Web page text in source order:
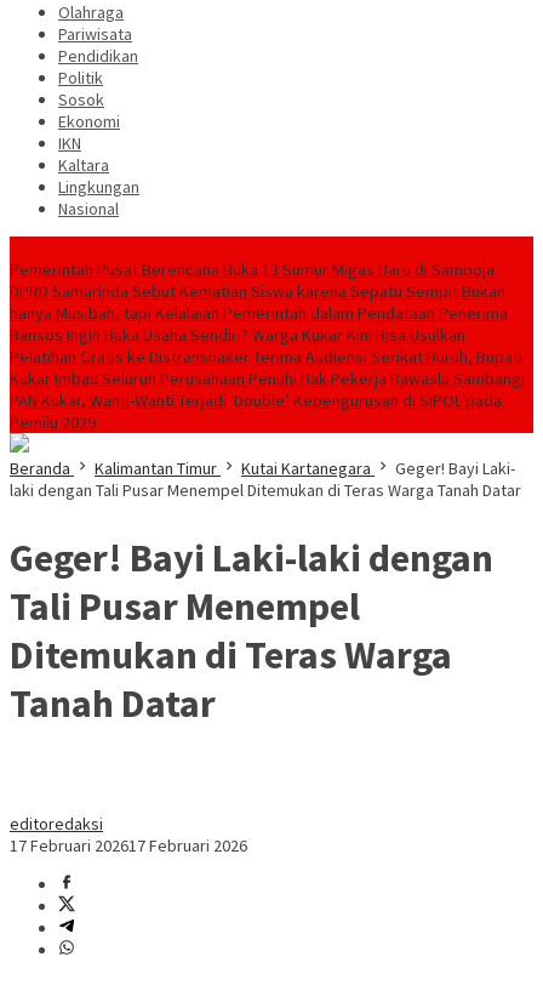
Olahraga
Pariwisata
Pendidikan
Politik
Sosok
Ekonomi
IKN
Kaltara
Lingkungan
Nasional
Pemerintah Pusat Berencana Buka 13 Sumur Migas Baru di Samboja
DPRD Samarinda Sebut Kematian Siswa karena Sepatu Sempit Bukan
hanya Musibah, tapi Kelalaian Pemerintah dalam Pendataan Penerima
Bansos Ingin Buka Usaha Sendiri? Warga Kukar Kini Bisa Usulkan
Pelatihan Gratis ke DistransnakerTerima Audiensi Serikat Buruh, Bupati
Kukar Imbau Seluruh Perusahaan Penuhi Hak Pekerja Bawaslu Sambangi
PAN Kukar, Wanti-Wanti Terjadi ‘Double’ Kepengurusan di SIPOL pada
Pemilu 2029
Beranda Kalimantan Timur Kutai Kartanegara
Geger! Bayi Laki-
laki dengan Tali Pusar Menempel Ditemukan di Teras Warga Tanah Datar
Geger! Bayi Laki-laki dengan
Tali Pusar Menempel
Ditemukan di Teras Warga
Tanah Datar
editoredaksi
17 Februari 202617 Februari 2026